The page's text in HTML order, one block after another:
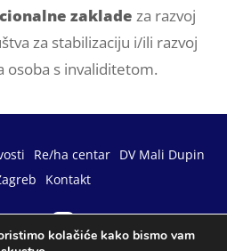
zaklade za razvoj
za stabilizaciju i/ili razvoj
osoba s invaliditetom.
Re/ha centar DV Mali Dupin
Kontakt
kolačiće kako bismo vam